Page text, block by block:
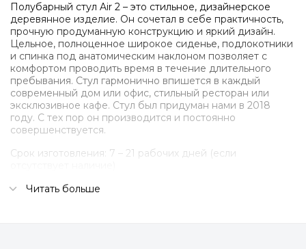
Полубарный стул Air 2 – это стильное, дизайнерское
деревянное изделие. Он сочетал в себе практичность,
прочную продуманную конструкцию и яркий дизайн.
Цельное, полноценное широкое сиденье, подлокотники
и спинка под анатомическим наклоном позволяет с
комфортом проводить время в течение длительного
пребывания. Стул гармонично впишется в каждый
современный дом или офис, стильный ресторан или
эксклюзивное кафе. Стул был придуман нами в 2018
году. С тех пор он производится и постоянно
совершенствуется.
Срок изготовления: 7 – 21 рабочих дней (если
Подробности:
Читать больше